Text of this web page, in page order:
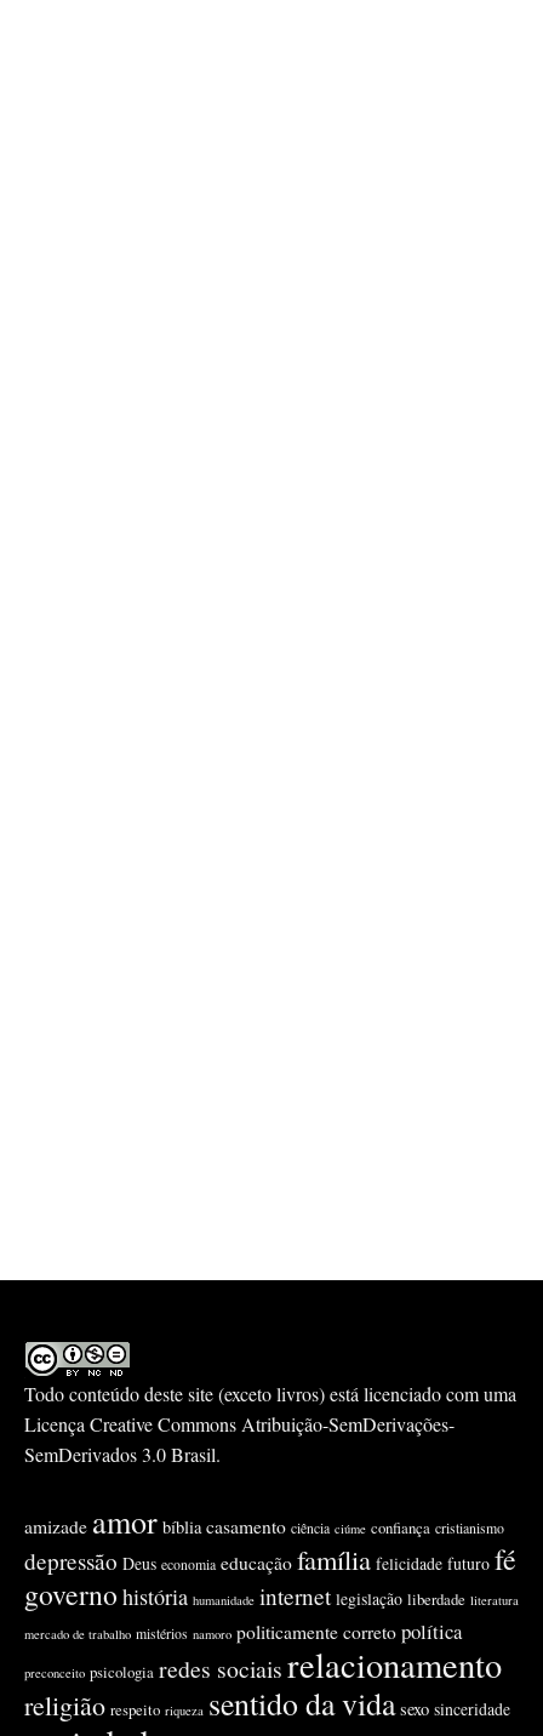
Todo conteúdo deste site (exceto livros) está licenciado com uma
LicençaCreative Commons Atribuição-SemDerivações-
SemDerivados 3.0 Brasil.
amizade amor bíblia casamento ciência ciúme confiança cristianismo
depressão Deus economia educação família felicidade futuro fé
governo história humanidade internet legislação liberdade literatura
mercado de trabalho mistérios namoro politicamente correto política
preconceito psicologia redes sociaisrelacionamento
religião respeito riqueza sentido da vida sexo sinceridade